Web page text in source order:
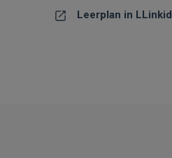
Leerplan in LLinkid